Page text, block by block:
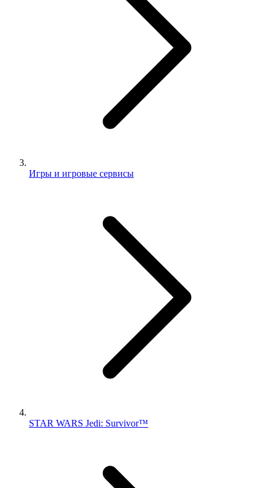
Игры и игровые сервисы
STAR WARS Jedi: Survivor™